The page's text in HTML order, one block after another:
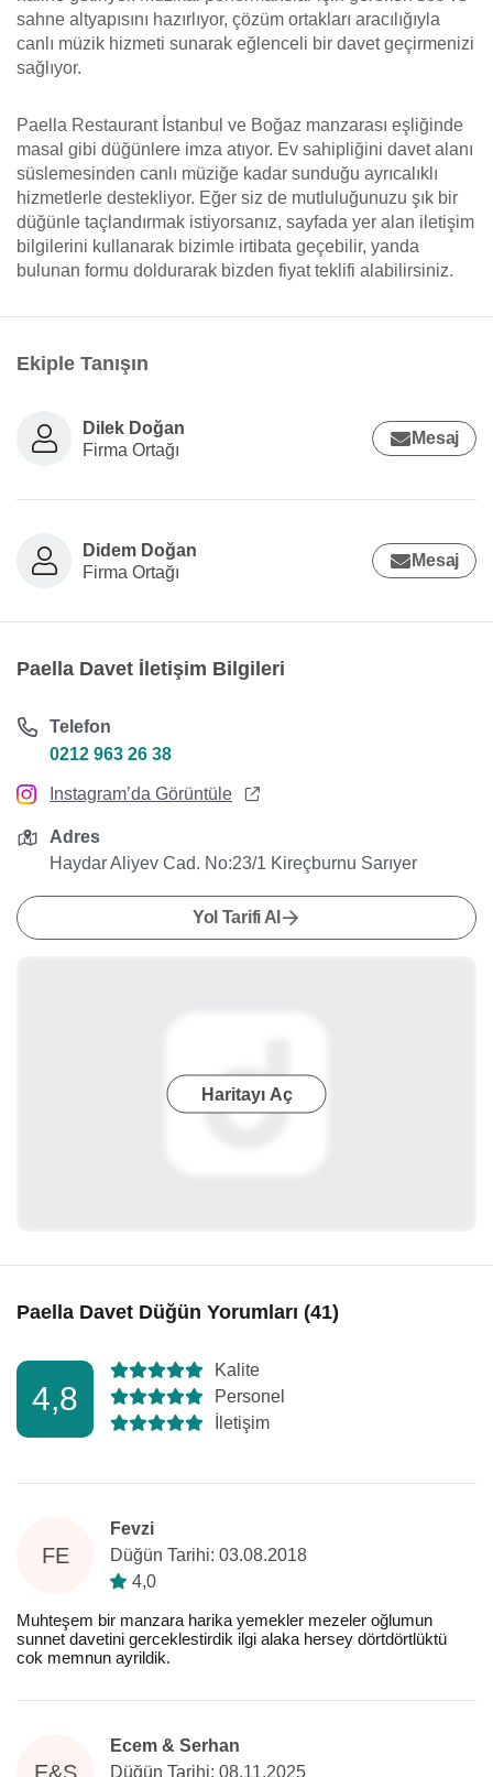
sahne altyapısını hazırlıyor, çözüm ortakları aracılığıyla
canlı müzik hizmeti sunarak eğlenceli bir davet geçirmenizi
sağlıyor.
Paella Restaurant İstanbul ve Boğaz manzarası eşliğinde
masal gibi düğünlere imza atıyor. Ev sahipliğini davet alanı
süslemesinden canlı müziğe kadar sunduğu ayrıcalıklı
hizmetlerle destekliyor. Eğer siz de mutluluğunuzu şık bir
düğünle taçlandırmak istiyorsanız, sayfada yer alan iletişim
bilgilerini kullanarak bizimle irtibata geçebilir, yanda
bulunan formu doldurarak bizden fiyat teklifi alabilirsiniz.
Ekiple Tanışın
Dilek Doğan
Firma Ortağı
Mesaj
Didem Doğan
Firma Ortağı
Mesaj
Paella Davet İletişim Bilgileri
Telefon
0212 963 26 38
Instagram’da Görüntüle
Adres
Haydar Aliyev Cad. No:23/1 Kireçburnu Sarıyer
Yol Tarifi Al
Haritayı Aç
Paella Davet Düğün Yorumları (41)
4,8
Kalite
Personel
İletişim
FE
Fevzi
Düğün Tarihi: 03.08.2018
4,0
Muhteşem bir manzara harika yemekler mezeler oğlumun
sunnet davetini gerceklestirdik ilgi alaka hersey dörtdörtlüktü
cok memnun ayrildik.
E&S
Ecem & Serhan
Düğün Tarihi: 08.11.2025